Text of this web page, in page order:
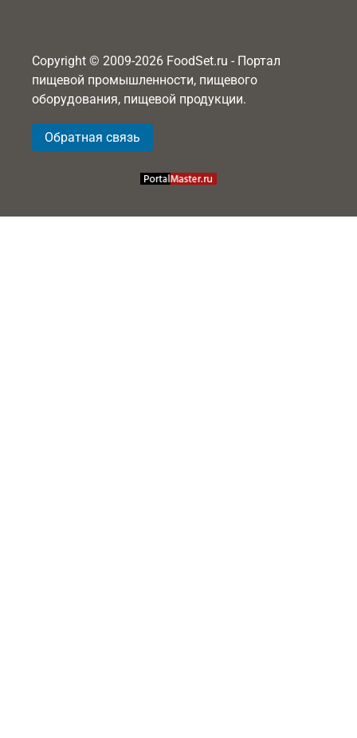
Copyright © 2009-2026 FoodSet.ru - Портал
пищевой промышленности, пищевого
оборудования, пищевой продукции.
Обратная связь